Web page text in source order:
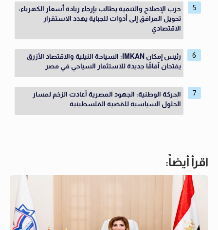
حزب الإصلاح والتنمية يطالب بإرجاء زيادة أسعار الكهرباء:
تحويل المرافق إلى أدوات للجباية يهدد الاستقرار
الاقتصادي
رئيس إمكان IMKAN: السياحة النيلية والاقتصاد الأزرق
يفتحان آفاقًا جديدة للاستثمار السياحي في مصر
الحركة الوطنية: الجهود المصرية أعادت الزخم لمسار
الحلول السياسية للقضية الفلسطينية
اقرأ أيضاً: